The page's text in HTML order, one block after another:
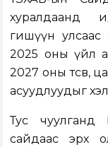
хуралдаанд
гишүүн улсаас
2025 оны үйл
2027 оны төсөв,
асуудлуудыг
Тус
сайдаас эрх